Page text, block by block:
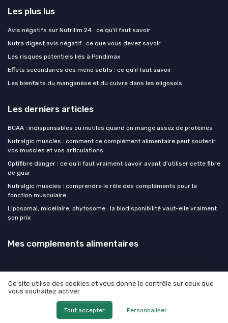
Les plus lus
Avis négatifs sur Nutrilim 24 : ce qu'il faut savoir
Nutra digest avis négatif : ce que vous devez savoir
Les risques potentiels liés à Pondimax
Effets secondaires des meno actifs : ce qu'il faut savoir
Les bienfaits du manganèse et du cuivre dans les oligosols
Les derniers articles
BCAA : indispensables ou inutiles quand on mange assez de protéines
Nutralgic muscles : comment ce complément alimentaire peut soutenir
vos muscles et vos articulations
Optifibre danger : ce qu’il faut vraiment savoir avant d’utiliser cette fibre
de guar
Nutralgic muscles : comprendre le rôle des compléments pour la
fonction musculaire
Liposomal, micellaire, phytosome : la biodisponibilité vaut-elle vraiment
son prix
Mes complements alimentaires
Mentions légales
© Mes complements alimentaires 2026
Ce site utilise des cookies et vous donne le contrôle sur ceux que
vous souhaitez activer
Tout accepter Personnaliser